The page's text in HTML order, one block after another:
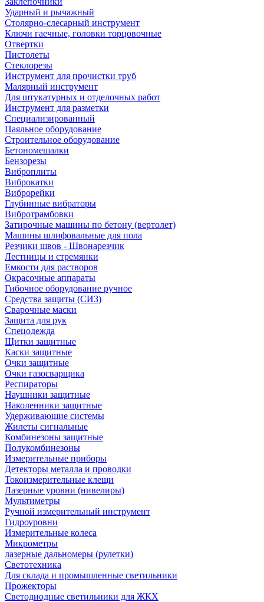
Ударный и рычажный
Столярно-слесарный инструмент
Ключи гаечные, головки торцовочные
Отвертки
Пистолеты
Стеклорезы
Инструмент для прочистки труб
Малярный инструмент
Для штукатурных и отделочных работ
Инструмент для разметки
Специализированный
Паяльное оборудование
Строительное оборудование
Бетономешалки
Бензорезы
Виброплиты
Виброкатки
Виброрейки
Глубинные вибраторы
Вибротрамбовки
Затирочные машины по бетону (вертолет)
Машины шлифовальные для пола
Резчики швов - Швонарезчик
Лестницы и стремянки
Емкости для растворов
Окрасочные аппараты
Гибочное оборудование ручное
Средства защиты (СИЗ)
Сварочные маски
Защита для рук
Спецодежда
Щитки защитные
Каски защитные
Очки защитные
Очки газосварщика
Респираторы
Наушники защитные
Наколенники защитные
Удерживающие системы
Жилеты сигнальные
Комбинезоны защитные
Полукомбинезоны
Измерительные приборы
Детекторы металла и проводки
Токоизмерительные клещи
Лазерные уровни (нивелиры)
Мультиметры
Ручной измерительный инструмент
Гидроуровни
Измерительные колеса
Микрометры
лазерные дальномеры (рулетки)
Светотехника
Для склада и промышленные светильники
Прожекторы
Светодиодные светильники для ЖКХ